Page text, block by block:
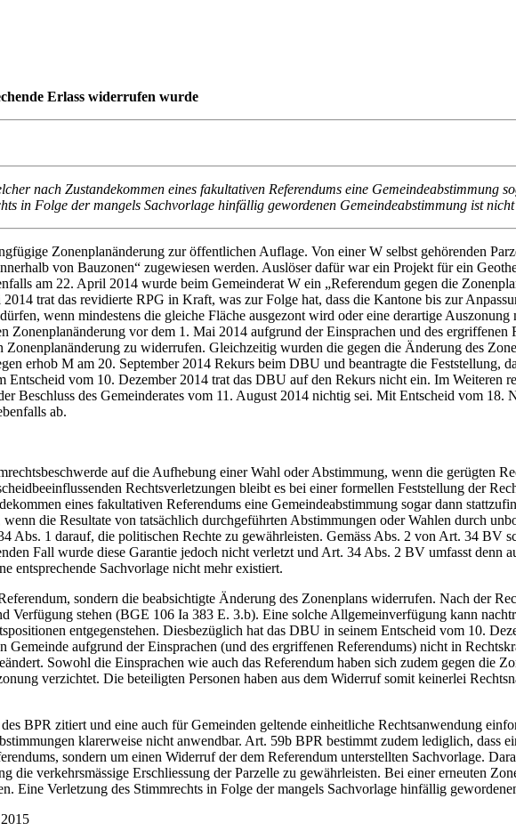
Erlass widerrufen wurde
nach Zustandekommen eines fakultativen Referendums eine Gemeindeabstimmung
in Folge der mangels Sachvorlage hinfällig gewordenen Gemeindeabstimmung ist
Zonenplanänderung zur öffentlichen Auflage. Von einer W selbst gehörenden
von Bauzonen“ zugewiesen werden. Auslöser dafür war ein Projekt für ein
am 22. April 2014 wurde beim Gemeinderat W ein „Referendum gegen die
trat das revidierte RPG in Kraft, was zur Folge hat, dass die Kantone bis zur
wenn mindestens die gleiche Fläche ausgezont wird oder eine derartige
vor dem 1. Mai 2014 aufgrund der Einsprachen und des ergriffenen
zu widerrufen. Gleichzeitig wurden die gegen die Änderung des
erhob M am 20. September 2014 Rekurs beim DBU und beantragte die Feststellung,
vom 10. Dezember 2014 trat das DBU auf den Rekurs nicht ein. Im Weiteren
Beschluss des Gemeinderates vom 11. August 2014 nichtig sei. Mit Entscheid vom
ab.
auf die Aufhebung einer Wahl oder Abstimmung, wenn die gerügten
Rechtsverletzungen bleibt es bei einer formellen Feststellung der
eines fakultativen Referendums eine Gemeindeabstimmung sogar dann
die Resultate von tatsächlich durchgeführten Abstimmungen oder Wahlen durch
Abs. 1 darauf, die politischen Rechte zu gewährleisten. Gemäss Abs. 2 von Art. 34 BV
Fall wurde diese Garantie jedoch nicht verletzt und Art. 34 Abs. 2 BV umfasst denn
entsprechende Sachvorlage nicht mehr existiert.
sondern die beabsichtigte Änderung des Zonenplans widerrufen. Nach der
Verfügung stehen (BGE 106 Ia 383 E. 3.b). Eine solche Allgemeinverfügung kann
entgegenstehen. Diesbezüglich hat das DBU in seinem Entscheid vom 10.
Gemeinde aufgrund der Einsprachen (und des ergriffenen Referendums) nicht in
Sowohl die Einsprachen wie auch das Referendum haben sich zudem gegen die
verzichtet. Die beteiligten Personen haben aus dem Widerruf somit keinerlei
BPR zitiert und eine auch für Gemeinden geltende einheitliche Rechtsanwendung
klarerweise nicht anwendbar. Art. 59b BPR bestimmt zudem lediglich, dass
sondern um einen Widerruf der dem Referendum unterstellten Sachvorlage.
die verkehrsmässige Erschliessung der Parzelle zu gewährleisten. Bei einer erneuten
Eine Verletzung des Stimmrechts in Folge der mangels Sachvorlage hinfällig